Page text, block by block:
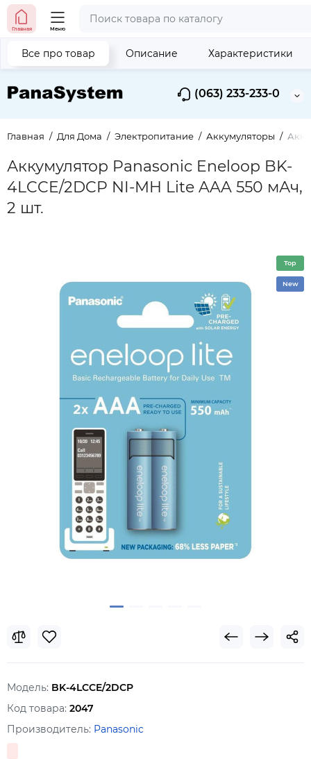
(063) 233-233-0
Главная Меню
Главная Для Дома Электропитание Аккумуляторы
Аккумулятор Panasonic Eneloop BK-
4LCCE/2DCP NI-MH Lite AAA 550 мАч,
2 шт.
Все про товар Описание Характеристики
Top
New
Модель: BK-4LCCE/2DCP
Код товара: 2047
Производитель: Panasonic